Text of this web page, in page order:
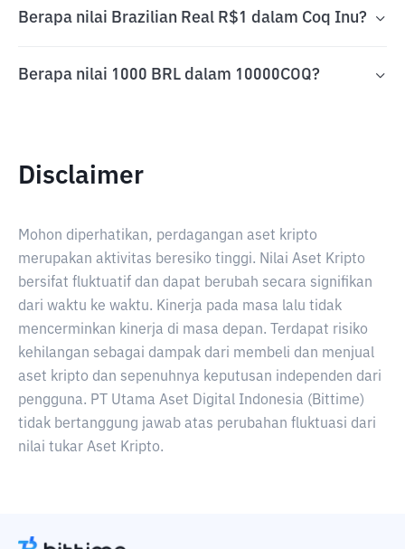
Berapa nilai Brazilian Real R$1 dalam Coq Inu?
Berapa nilai 1000 BRL dalam 10000COQ?
Disclaimer
Mohon diperhatikan, perdagangan aset kripto
merupakan aktivitas beresiko tinggi. Nilai Aset Kripto
bersifat fluktuatif dan dapat berubah secara signifikan
dari waktu ke waktu. Kinerja pada masa lalu tidak
mencerminkan kinerja di masa depan. Terdapat risiko
kehilangan sebagai dampak dari membeli dan menjual
aset kripto dan sepenuhnya keputusan independen dari
pengguna. PT Utama Aset Digital Indonesia (Bittime)
tidak bertanggung jawab atas perubahan fluktuasi dari
nilai tukar Aset Kripto.